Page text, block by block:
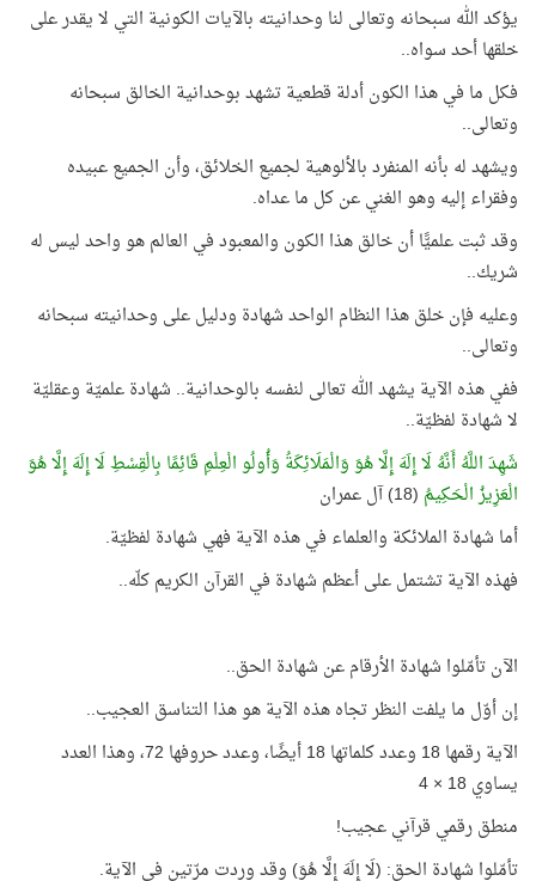
يؤكد الله سبحانه وتعالى لنا وحدانيته بالآيات الكونية التي لا يقدر على
خلقها أحد سواه..
فكل ما في هذا الكون أدلة قطعية تشهد بوحدانية الخالق سبحانه
وتعالى..
ويشهد له بأنه المنفرد بالألوهية لجميع الخلائق، وأن الجميع عبيده
وفقراء إليه وهو الغني عن كل ما عداه.
وقد ثبت علميًّا أن خالق هذا الكون والمعبود في العالم هو واحد ليس له
شريك..
وعليه فإن خلق هذا النظام الواحد شهادة ودليل على وحدانيته سبحانه
وتعالى..
ففي هذه الآية يشهد الله تعالى لنفسه بالوحدانية.. شهادة علميّة وعقليّة
لا شهادة لفظيّة..
شَهِدَ اللَّهُ أَنَّهُ لَا إِلَهَ إِلَّا هُوَ وَالْمَلَائِكَةُ وَأُولُو الْعِلْمِ قَائِمًا بِالْقِسْطِ لَا إِلَهَ إِلَّا هُوَ
الْعَزِيزُ الْحَكِيمُ (18) آل عمران
أما شهادة الملائكة والعلماء في هذه الآية فهي شهادة لفظيّة.
فهذه الآية تشتمل على أعظم شهادة في القرآن الكريم كلّه..
الآن تأمّلوا شهادة الأرقام عن شهادة الحق..
إن أوّل ما يلفت النظر تجاه هذه الآية هو هذا التناسق العجيب..
الآية رقمها 18 وعدد كلماتها 18 أيضًا، وعدد حروفها 72، وهذا العدد
يساوي 18 × 4
منطق رقمي قرآني عجيب!
تأمّلوا شهادة الحق: (لَا إِلَهَ إِلَّا هُوَ) وقد وردت مرّتين في الآية.